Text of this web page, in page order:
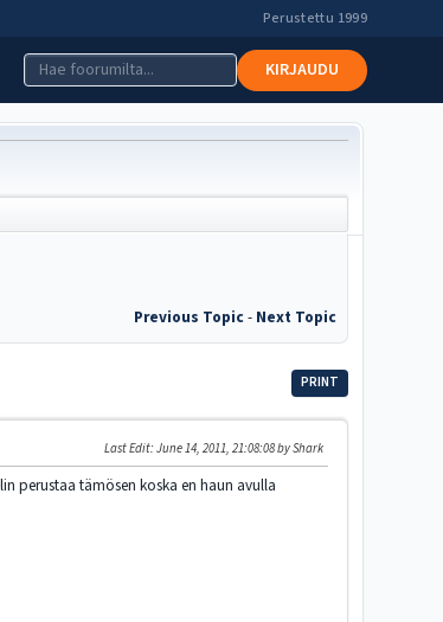
Perustettu 1999
KIRJAUDU
Previous Topic- Next Topic
PRINT
Last Edit: June 14, 2011, 21:08:08 by Shark
perustaa tämösen koska en haun avulla